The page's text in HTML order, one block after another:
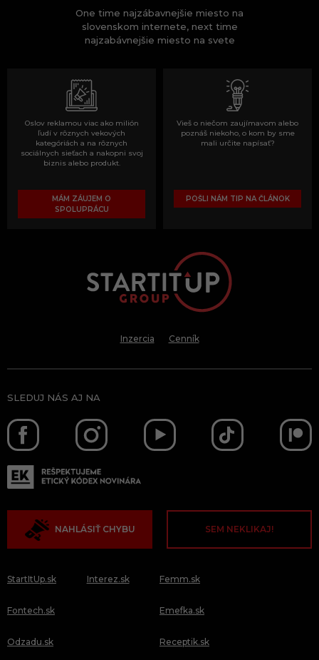
One time najzábavnejšie miesto na
slovenskom internete, next time
najzabávnejšie miesto na svete
Oslov reklamou viac ako milión
ľudí v rôznych vekových
kategóriách a na rôznych
sociálnych sieťach a nakopni svoj
biznis alebo produkt.
MÁM ZÁUJEM O
SPOLUPRÁCU
Vieš o niečom zaujímavom alebo
poznáš niekoho, o kom by sme
mali určite napísať?
POŠLI NÁM TIP NA ČLÁNOK
Inzercia Cenník
SLEDUJ NÁS AJ NA
NAHLÁSIŤ CHYBU SEM NEKLIKAJ!
StartItUp.sk
Fontech.sk
Odzadu.sk
Interez.sk Femm.sk
Emefka.sk
Receptik.sk